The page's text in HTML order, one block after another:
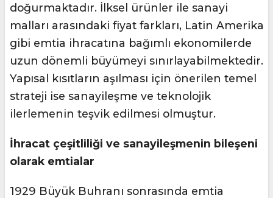
doğurmaktadır. İlksel ürünler ile sanayi
malları arasındaki fiyat farkları, Latin Amerika
gibi emtia ihracatına bağımlı ekonomilerde
uzun dönemli büyümeyi sınırlayabilmektedir.
Yapısal kısıtların aşılması için önerilen temel
strateji ise sanayileşme ve teknolojik
ilerlemenin teşvik edilmesi olmuştur.
İhracat çeşitliliği ve sanayileşmenin bileşeni
olarak emtialar
1929 Büyük Buhranı sonrasında emtia